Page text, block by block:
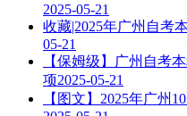
2025-05-21
收藏|2025年广州自考
05-21
【保姆级】广州自考
项2025-05-21
【图文】2025年广州